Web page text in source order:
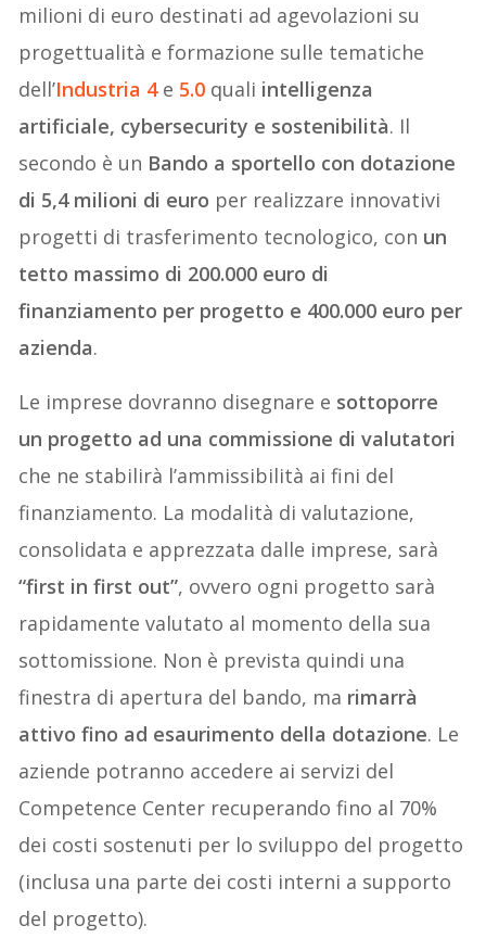
milioni di euro destinati ad agevolazioni su
progettualità e formazione sulle tematiche
dell’Industria 4 e 5.0 quali intelligenza
artificiale, cybersecurity e sostenibilità. Il
secondo è un Bando a sportello con dotazione
di 5,4 milioni di euro per realizzare innovativi
progetti di trasferimento tecnologico, con un
tetto massimo di 200.000 euro di
finanziamento per progetto e 400.000 euro per
azienda.
Le imprese dovranno disegnare e sottoporre
un progetto ad una commissione di valutatori
che ne stabilirà l’ammissibilità ai fini del
finanziamento. La modalità di valutazione,
consolidata e apprezzata dalle imprese, sarà
“first in first out”, ovvero ogni progetto sarà
rapidamente valutato al momento della sua
sottomissione. Non è prevista quindi una
finestra di apertura del bando, ma rimarrà
attivo fino ad esaurimento della dotazione. Le
aziende potranno accedere ai servizi del
Competence Center recuperando fino al 70%
dei costi sostenuti per lo sviluppo del progetto
(inclusa una parte dei costi interni a supporto
del progetto).